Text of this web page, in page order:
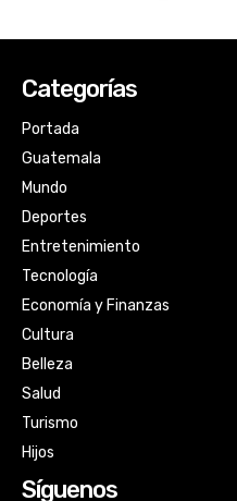
Categorías
Portada
Guatemala
Mundo
Deportes
Entretenimiento
Tecnología
Economía y Finanzas
Cultura
Belleza
Salud
Turismo
Hijos
Síguenos